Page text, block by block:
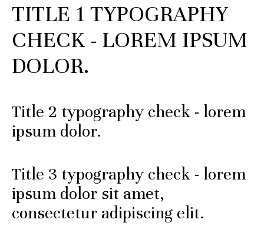
TITLE 1 TYPOGRAPHY
CHECK - LOREM IPSUM
DOLOR.
Title 2 typography check - lorem
ipsum dolor.
Title 3 typography check - lorem
ipsum dolor sit amet,
consectetur adipiscing elit.